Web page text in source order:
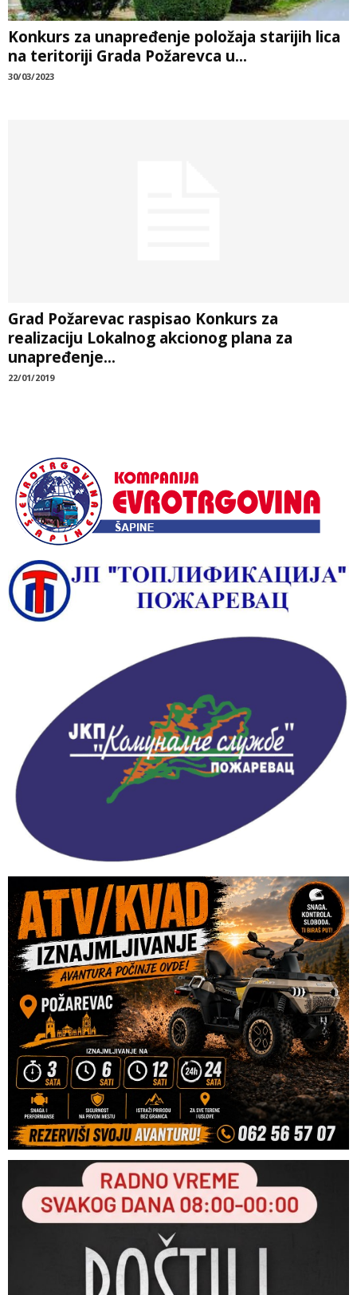
Konkurs za unapređenje položaja starijih lica
na teritoriji Grada Požarevca u...
30/03/2023
Grad Požarevac raspisao Konkurs za
realizaciju Lokalnog akcionog plana za
unapređenje...
22/01/2019